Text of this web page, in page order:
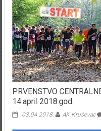
PRVENSTVO
14.april 2018.god.
03.04.2018. AK Kruševac